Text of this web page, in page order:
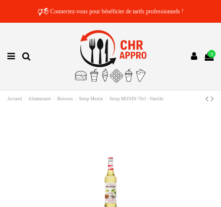
🕫 Connectez-vous pour bénéficier de tarifs professionnels !
0
Accueil Alimentaire Boisson Sirop Monin Sirop MONIN 70cl - Vanille